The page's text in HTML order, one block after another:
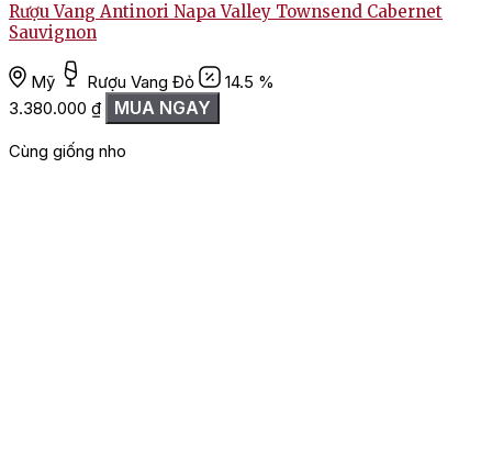
Rượu Vang Antinori Napa Valley Townsend Cabernet
Sauvignon
Mỹ Rượu Vang Đỏ
14.5 %
3.380.000 ₫ MUA NGAY
Cùng giống nho